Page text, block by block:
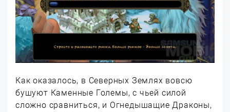
Как оказалось, в Северных Землях вовсю
бушуют Каменные Големы, с чьей силой
сложно сравниться, и Огнедышащие Драконы,